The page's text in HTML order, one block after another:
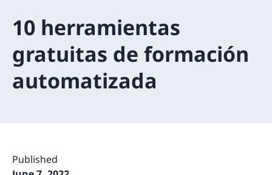
10 herramientas
gratuitas de formación
automatizada
Published